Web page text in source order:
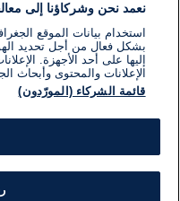
نعمد نحن وشركاؤنا إلى
استخدام بيانات الموقع
بشكل فعال من أجل تحديد
إليها على أحد الأجهزة.
الإعلانات والمحتوى وأبحاث
قائمة الشركاء (المورّدون)